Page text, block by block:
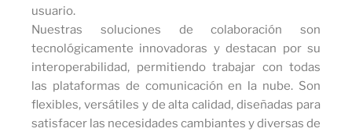
usuario.
Nuestras soluciones de colaboración son
tecnológicamente innovadoras y destacan por su
interoperabilidad, permitiendo trabajar con todas
las plataformas de comunicación en la nube. Son
flexibles, versátiles y de alta calidad, diseñadas para
satisfacer las necesidades cambiantes y diversas de